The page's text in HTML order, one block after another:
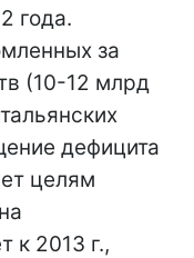
года.
за
(10-12 млрд
дефицита
целям
к 2013 г.,